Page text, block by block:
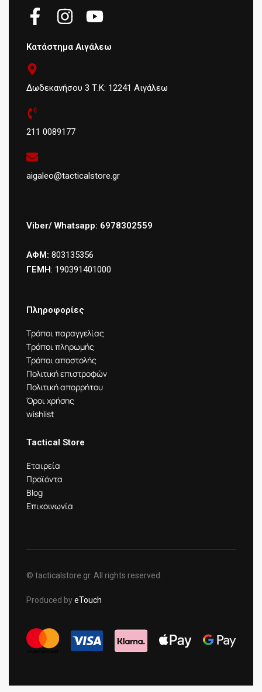
Κατάστημα Αιγάλεω
Δωδεκανήσου 3 Τ.Κ: 12241 Αιγάλεω
211 0089177
aigaleo@tacticalstore.gr
Viber/ Whatsapp: 6978302559
ΑΦΜ: 803135356
ΓΕΜΗ: 190391401000
Πληροφορίες
Τρόποι παραγγελίας
Τρόποι πληρωμής
Τρόποι αποστολής
Πολιτική επιστροφών
Πολιτική απορρήτου
Όροι χρήσης
wishlist
Tactical Store
Εταιρεία
Προϊόντα
Blog
Επικοινωνία
© tacticalstore.gr. All rights reserved.
Produced byeTouch